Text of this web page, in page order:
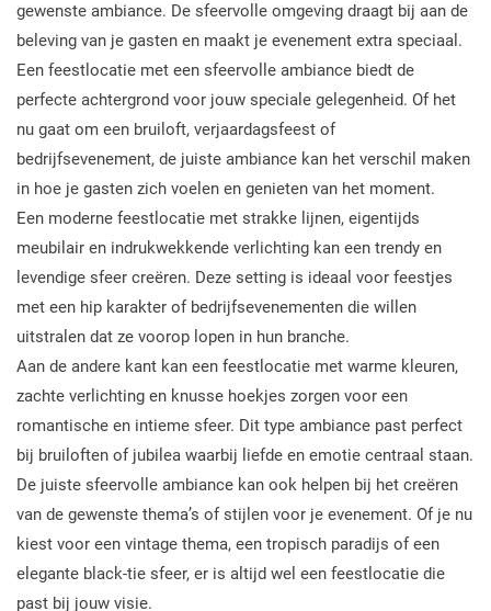
gewenste ambiance. De sfeervolle omgeving draagt bij aan de
beleving van je gasten en maakt je evenement extra speciaal.
Een feestlocatie met een sfeervolle ambiance biedt de
perfecte achtergrond voor jouw speciale gelegenheid. Of het
nu gaat om een bruiloft, verjaardagsfeest of
bedrijfsevenement, de juiste ambiance kan het verschil maken
in hoe je gasten zich voelen en genieten van het moment.
Een moderne feestlocatie met strakke lijnen, eigentijds
meubilair en indrukwekkende verlichting kan een trendy en
levendige sfeer creëren. Deze setting is ideaal voor feestjes
met een hip karakter of bedrijfsevenementen die willen
uitstralen dat ze voorop lopen in hun branche.
Aan de andere kant kan een feestlocatie met warme kleuren,
zachte verlichting en knusse hoekjes zorgen voor een
romantische en intieme sfeer. Dit type ambiance past perfect
bij bruiloften of jubilea waarbij liefde en emotie centraal staan.
De juiste sfeervolle ambiance kan ook helpen bij het creëren
van de gewenste thema’s of stijlen voor je evenement. Of je nu
kiest voor een vintage thema, een tropisch paradijs of een
elegante black-tie sfeer, er is altijd wel een feestlocatie die
past bij jouw visie.